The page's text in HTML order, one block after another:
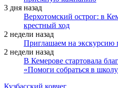
3 дня назад
Верхотомский острог: в
крестный ход
2 недели назад
Приглашаем на экскурсию
2 недели назад
В Кемерове стартовала
«Помоги собраться в
Кузбасский ковчег